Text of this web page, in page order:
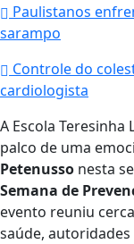
Paulistanos
sarampo
Controle do
cardiologista
A Escola Teresinha
palco de uma
Petenusso nesta
Semana de
evento reuniu
saúde,